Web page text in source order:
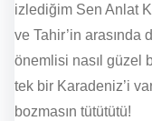
izlediğim Sen Anlat
ve Tahir’in arasında
önemlisi nasıl güzel
tek bir Karadeniz’i
bozmasın tütütütü!